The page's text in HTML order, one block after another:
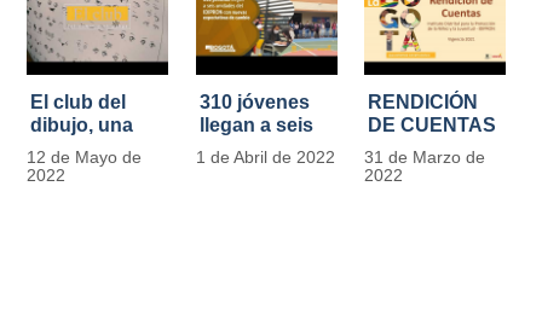
El club del
dibujo, una
apuesta para
formar
12 de Mayo de
2022
310 jóvenes
llegan a seis
unidades del
IDIPRON con
1 de Abril de 2022
RENDICIÓN
DE CUENTAS
IDIPRON |
Vigencia 2021
31 de Marzo de
2022